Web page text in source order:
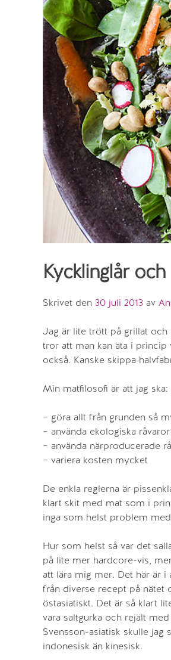
Kycklinglår
Skrivet den 30 juli 2013 av
Jag är lite trött på grillat
tror att man kan äta i
också. Kanske skippa
Min matfilosofi är att jag ska:
– göra allt från grunden så
– använda ekologiska
– använda närproducerade
– variera kosten mycket
De enkla reglerna är
klart skit med mat som i
inga som helst problem
Hur som helst så var det
på lite mer hardcore-vis,
att lära mig mer. Det här är i
från diverse recept på nätet
östasiatiskt. Det är så klart
vara saltgurka och rejält
Svensson-asiatisk skulle jag
indonesisk än kinesisk.